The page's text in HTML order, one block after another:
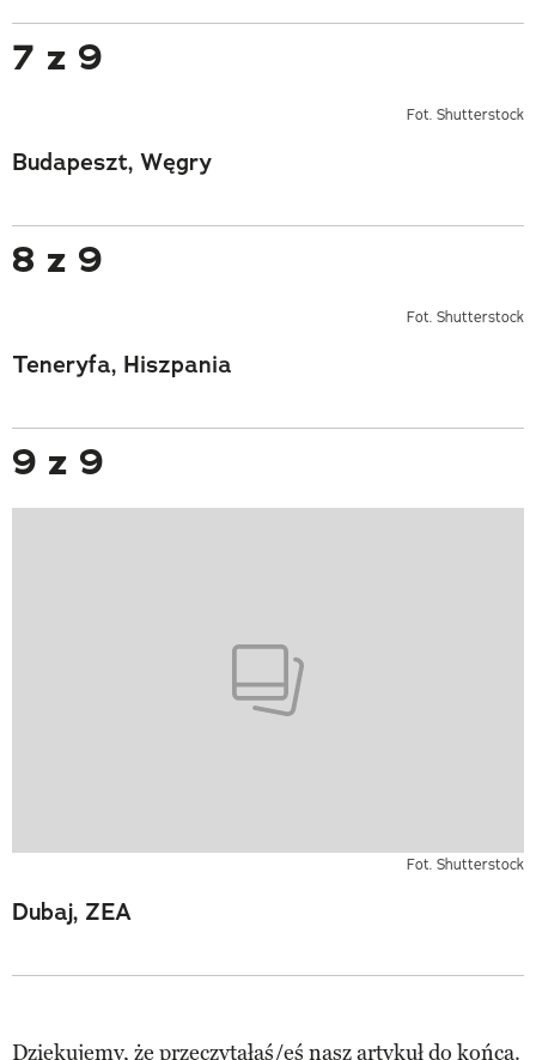
7 z 9
Fot. Shutterstock
Budapeszt, Węgry
8 z 9
Fot. Shutterstock
Teneryfa, Hiszpania
9 z 9
Fot. Shutterstock
Dubaj, ZEA
Dziękujemy, że przeczytałaś/eś nasz artykuł do końca.